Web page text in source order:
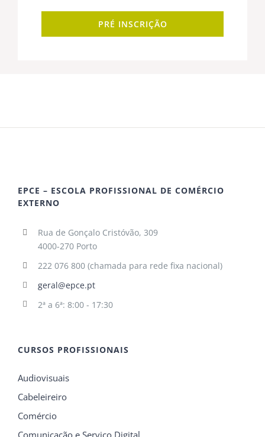
PRÉ INSCRIÇÃO
EPCE – ESCOLA PROFISSIONAL DE COMÉRCIO
EXTERNO
Rua de Gonçalo Cristóvão, 309
4000-270 Porto
222 076 800 (chamada para rede fixa nacional)
geral@epce.pt
2ª a 6ª: 8:00 - 17:30
CURSOS PROFISSIONAIS
Audiovisuais
Cabeleireiro
Comércio